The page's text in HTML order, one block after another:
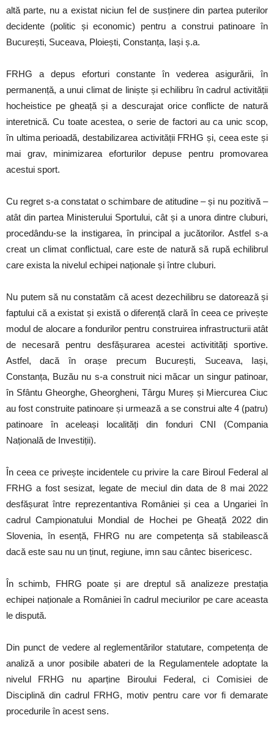
altă parte, nu a existat niciun fel de susținere din partea puterilor
decidente (politic și economic) pentru a construi patinoare în
București, Suceava, Ploiești, Constanța, Iași ș.a.
FRHG a depus eforturi constante în vederea asigurării, în
permanență, a unui climat de liniște și echilibru în cadrul activității
hocheistice pe gheață și a descurajat orice conflicte de natură
interetnică. Cu toate acestea, o serie de factori au ca unic scop,
în ultima perioadă, destabilizarea activității FRHG și, ceea este și
mai grav, minimizarea eforturilor depuse pentru promovarea
acestui sport.
Cu regret s-a constatat o schimbare de atitudine – și nu pozitivă –
atât din partea Ministerului Sportului, cât și a unora dintre cluburi,
procedându-se la instigarea, în principal a jucătorilor. Astfel s-a
creat un climat conflictual, care este de natură să rupă echilibrul
care exista la nivelul echipei naționale și între cluburi.
Nu putem să nu constatăm că acest dezechilibru se datorează și
faptului că a existat și există o diferență clară în ceea ce privește
modul de alocare a fondurilor pentru construirea infrastructurii atât
de necesară pentru desfășurarea acestei activitități sportive.
Astfel, dacă în orașe precum București, Suceava, Iași,
Constanța, Buzău nu s-a construit nici măcar un singur patinoar,
în Sfântu Gheorghe, Gheorgheni, Târgu Mureș și Miercurea Ciuc
au fost construite patinoare și urmează a se construi alte 4 (patru)
patinoare în aceleași localități din fonduri CNI (Compania
Națională de Investiții).
În ceea ce privește incidentele cu privire la care Biroul Federal al
FRHG a fost sesizat, legate de meciul din data de 8 mai 2022
desfășurat între reprezentantiva României și cea a Ungariei în
cadrul Campionatului Mondial de Hochei pe Gheață 2022 din
Slovenia, în esență, FHRG nu are competența să stabilească
dacă este sau nu un ținut, regiune, imn sau cântec bisericesc.
În schimb, FHRG poate și are dreptul să analizeze prestația
echipei naționale a României în cadrul meciurilor pe care aceasta
le dispută.
Din punct de vedere al reglementărilor statutare, competența de
analiză a unor posibile abateri de la Regulamentele adoptate la
nivelul FRHG nu aparține Biroului Federal, ci Comisiei de
Disciplină din cadrul FRHG, motiv pentru care vor fi demarate
procedurile în acest sens.